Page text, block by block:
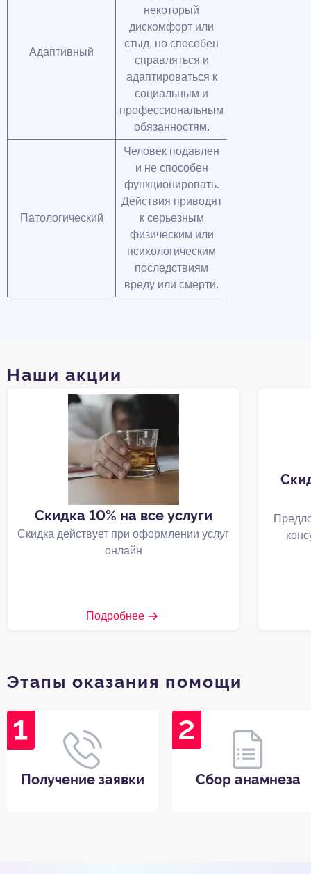
Адаптивный
некоторый
дискомфорт или
стыд, но способен
справляться и
адаптироваться к
социальным и
профессиональным
обязанностям.
Патологический
Человек подавлен
и не способен
функционировать.
Действия приводят
к серьезным
физическим или
психологическим
последствиям
вреду или смерти.
Наши акции
Скидка 10% на все услуги
Скидка действует при оформлении услуг
онлайн
Подробнее
Этапы оказания помощи
Получение заявки Сбор анамнеза